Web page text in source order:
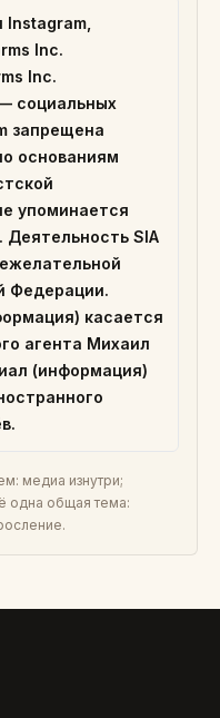
Inc.
Inc.
социальных
запрещена
основаниям
упоминается
SIA
Федерации.
касается
агента Михаил
(информация)
медиа изнутри;
одна общая тема: